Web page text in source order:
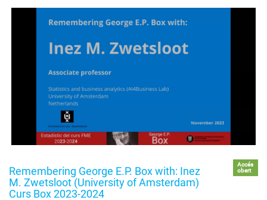
Remembering George E.P. Box with: Inez
M. Zwetsloot (University of Amsterdam)
Curs Box 2023-2024
Accés
obert